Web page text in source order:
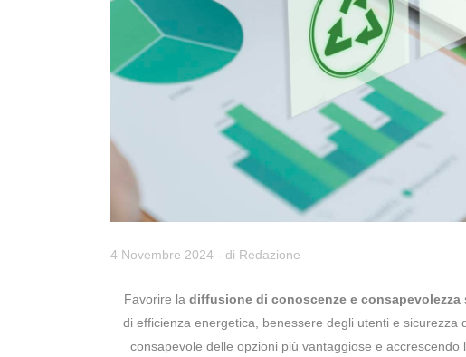
4 Novembre 2024 - di Redazione
Favorire la diffusione di conoscenze e consapevolezza
di efficienza energetica, benessere degli utenti e
consapevole delle opzioni più vantaggiose e